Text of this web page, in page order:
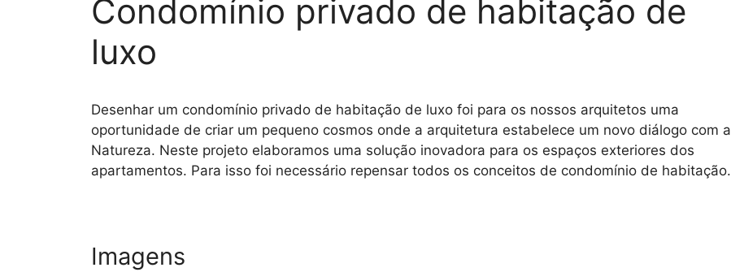
Condomínio privado de habitação de
luxo
Desenhar um condomínio privado de habitação de luxo foi para os nossos arquitetos uma
oportunidade de criar um pequeno cosmos onde a arquitetura estabelece um novo diálogo com a
Natureza. Neste projeto elaboramos uma solução inovadora para os espaços exteriores dos
apartamentos. Para isso foi necessário repensar todos os conceitos de condomínio de habitação.
Imagens